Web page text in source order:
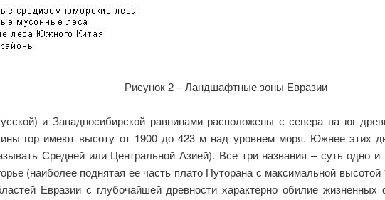
Рисунок 2 – Ландшафтные зоны Евразии
и Западносибирской равнинами расположены с севера на юг
гор имеют высоту от 1900 до 423 м над уровнем моря. Южнее этих
Средней или Центральной Азией). Все три названия – суть одно
(наиболее поднятая ее часть плато Путорана с максимальной
Евразии с глубочайшей древности характерно обилие жизненных